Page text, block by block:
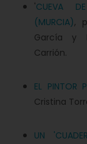
'CUEVA
(MURCIA),
García y
Carrión.
EL PINTOR
Cristina
UN